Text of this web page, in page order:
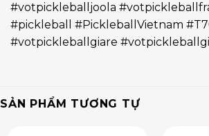
#votpickleballjoola
#pickleball #PickleballVietnam
#votpickleballgiare
SẢN PHẨM TƯƠNG TỰ